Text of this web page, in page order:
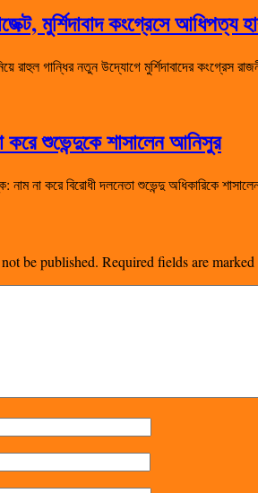
মুর্শিদাবাদ কংগ্রেসে আধিপত্য
রাহুল গান্ধির নতুন উদ্যোগে মুর্শিদাবাদের কংগ্রেস
শুভেন্দুকে শাসালেন আনিসুর
নাম না করে বিরোধী দলনেতা শুভেন্দু অধিকারিকে
be published. Required fields are marked